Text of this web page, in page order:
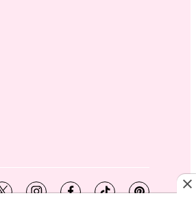
twitterinstagramfacebook
tiktokpinterest